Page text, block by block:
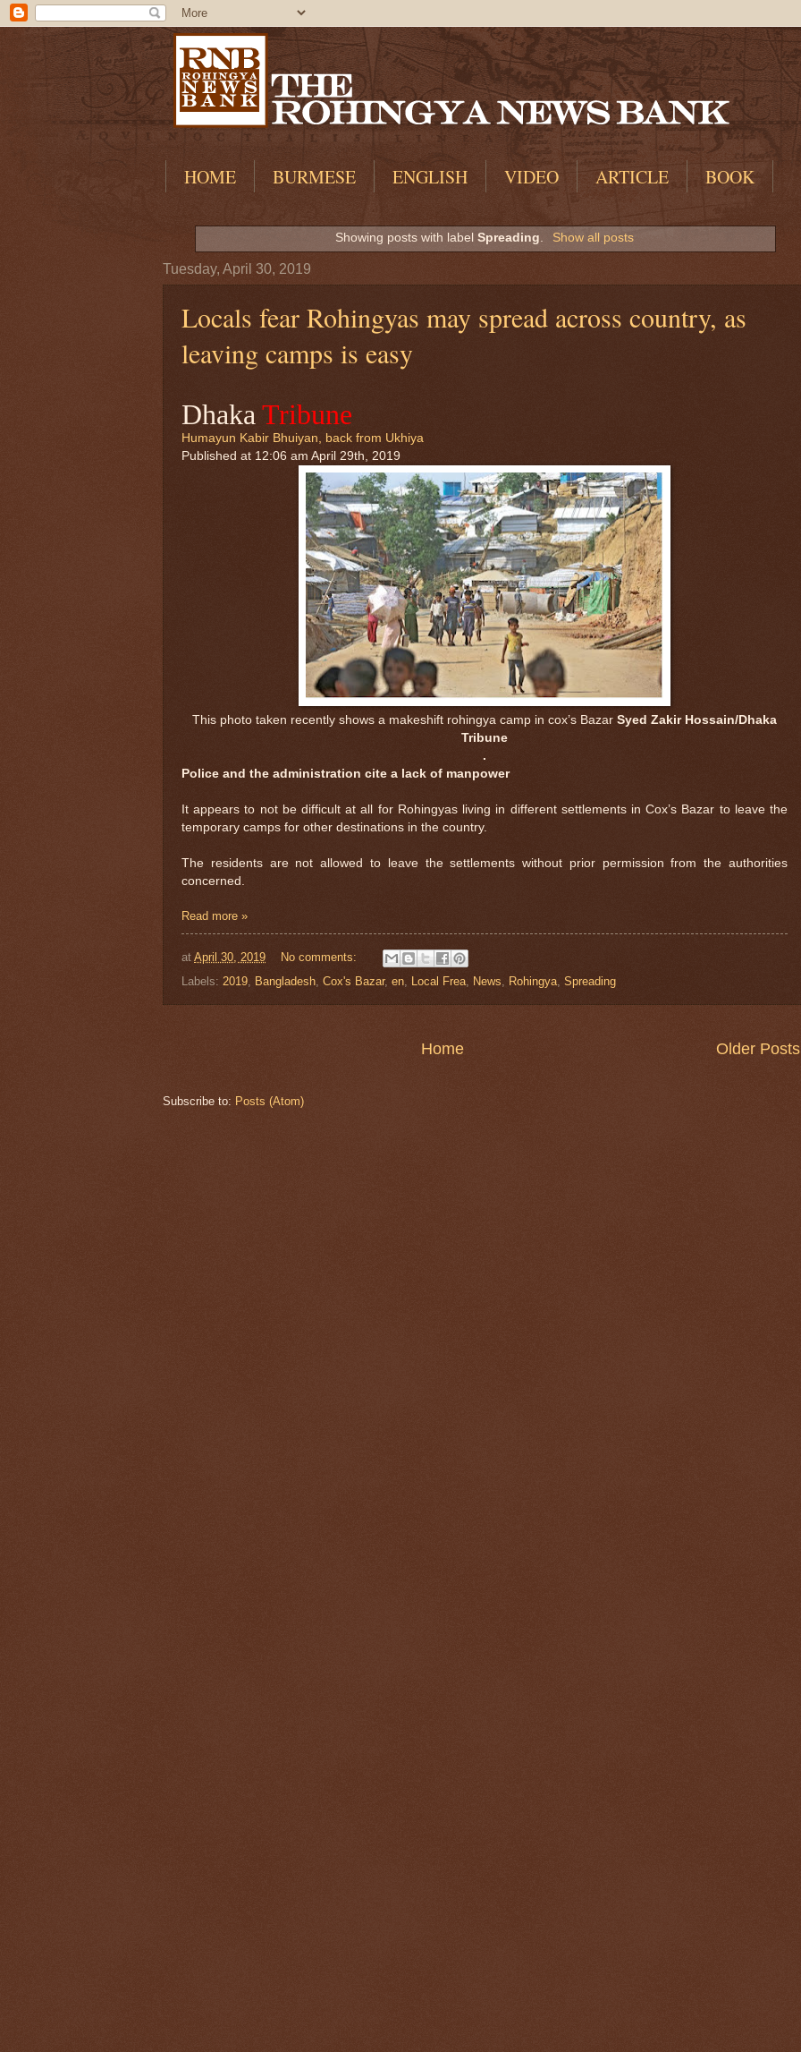
HOME BURMESE ENGLISH VIDEO ARTICLE BOOK
Showing posts with labelSpreading. Show all posts
Tuesday, April 30, 2019
Locals fear Rohingyas may spread across country, as
leaving camps is easy
DhakaTribune
Humayun Kabir Bhuiyan, back from Ukhiya
Published at 12:06 am April 29th, 2019
This photo taken recently shows a makeshift rohingya camp in cox’s Bazar Syed Zakir Hossain/Dhaka
Tribune
.
Police and the administration cite a lack of manpower
It appears to not be difficult at all for Rohingyas living in different settlements in Cox’s Bazar to leave the
temporary camps for other destinations in the country.
The residents are not allowed to leave the settlements without prior permission from the authorities
concerned.
Read more »
at April 30, 2019
No comments:
Labels: 2019 Bangladesh Cox's Bazar, en Local Frea News Rohingya Spreading
Older Posts
Home
Subscribe to: Posts (Atom)